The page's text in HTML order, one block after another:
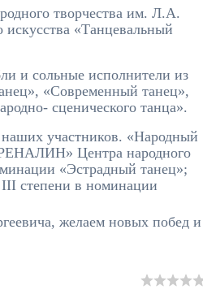
творчества им. Л.А.
искусства «Танцевальный
и сольные исполнители из
«Современный танец»,
сценического танца».
участников. «Народный
Центра народного
«Эстрадный танец»;
III степени в номинации
желаем новых побед и